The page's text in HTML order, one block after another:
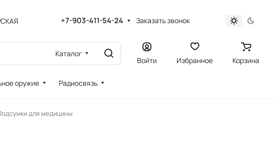
+7-903-411-54-24 Заказать звонок
Каталог
Войти Избранное Корзина
оружие Радиосвязь
для медицины